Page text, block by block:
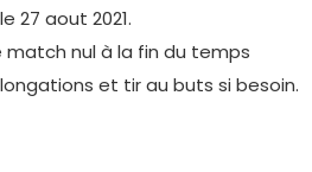
27 aout 2021.
match nul à la fin du temps
et tir au buts si besoin.